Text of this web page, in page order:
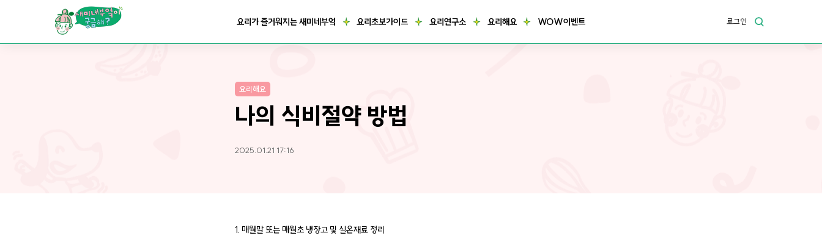
요리가 즐거워지는 새미네부엌 요리초보가이드 요리연구소 요리해요 WOW이벤트 로그인
요리해요
나의 식비절약 방법
2025.01.21 17:16
1. 매월말 또는 매월초 냉장고 및 실온재료 정리